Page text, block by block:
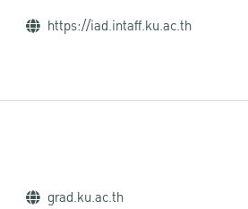
https://iad.intaff.ku.ac.th
grad.ku.ac.th